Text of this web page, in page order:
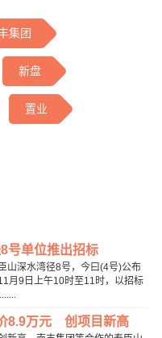
集团
新盘
置业
号单位推出招标
山深水湾径8号，今曰(4号)公布
月9日上午10时至11时，以招标
8.9万元 创项目新高